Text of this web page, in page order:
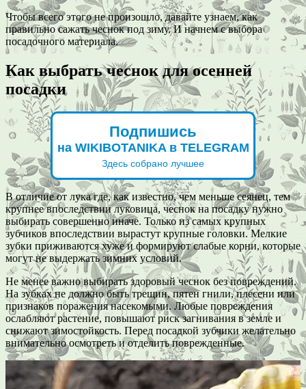
Чтобы всего этого не произошло, давайте узнаем, как
правильно сажать чеснок под зиму. И начнем с выбора
посадочного материала.
Как выбрать чеснок для осенней
посадки
Подпишись
на WIKIBOTANIKA в TELEGRAM
Здесь собрано лучшее
В отличие от лука где, как известно, чем меньше сеянец, тем
крупнее впоследствии луковица, чеснок на посадку нужно
выбирать совершенно иначе. Только из самых крупных
зубчиков впоследствии вырастут крупные головки. Мелкие
зубки приживаются хуже и формируют слабые корни, которые
могут не выдержать зимних условий.
Не менее важно выбирать здоровый чеснок без повреждений.
На зубках не должно быть трещин, пятен гнили, плесени или
признаков поражения насекомыми. Любые повреждения
ослабляют растение, повышают риск загнивания в земле и
снижают зимостойкость. Перед посадкой зубчики желательно
внимательно осмотреть и отделить поврежденные.